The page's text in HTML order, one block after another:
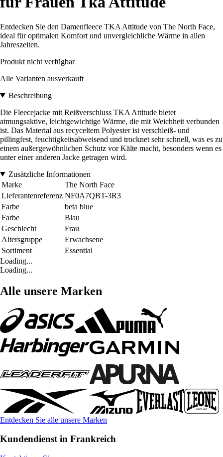
Entdecken Sie den Damenfleece TKA Attitude von The North Face,
ideal für optimalen Komfort und unvergleichliche Wärme in allen
Jahreszeiten.
Produkt nicht verfügbar
Alle Varianten ausverkauft
Beschreibung
Die Fleecejacke mit Reißverschluss TKA Attitude bietet
atmungsaktive, leichtgewichtige Wärme, die mit Weichheit verbunden
ist. Das Material aus recyceltem Polyester ist verschleiß- und
pillingfest, feuchtigkeitsabweisend und trocknet sehr schnell, was es zu
einem außergewöhnlichen Schutz vor Kälte macht, besonders wenn es
unter einer anderen Jacke getragen wird.
Zusätzliche Informationen
Marke
The North Face
Lieferantenreferenz NF0A7QBT-3R3
Farbe
beta blue
Farbe
Blau
Geschlecht
Frau
Altersgruppe
Erwachsene
Sortiment
Essential
Loading...
Loading...
Alle unsere Marken
Entdecken Sie alle unsere Marken
Kundendienst in Frankreich